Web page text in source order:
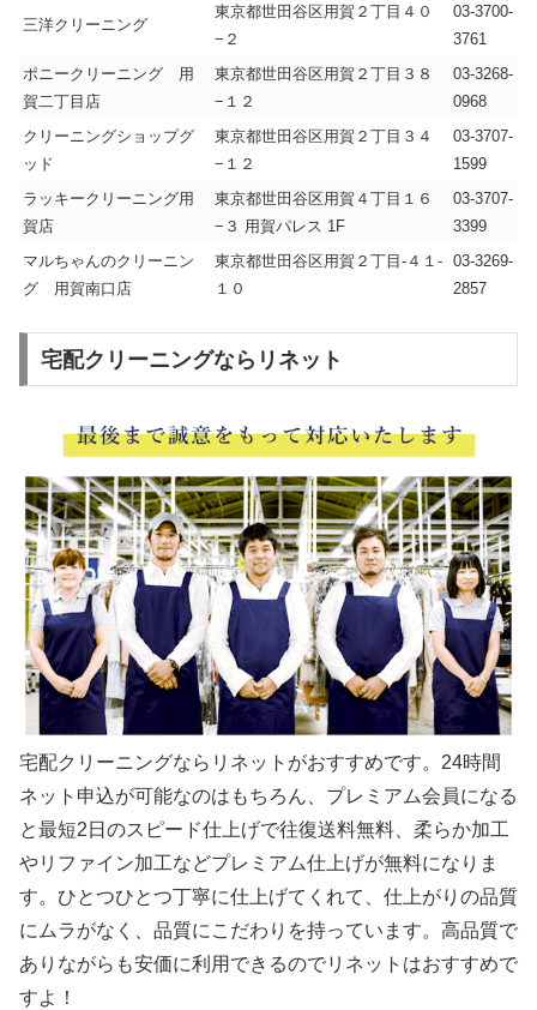
三洋クリーニング
東京都世田谷区用賀２丁目４０
−２
03-3700-
3761
ポニークリーニング 用
賀二丁目店
東京都世田谷区用賀２丁目３８
−１２
03-3268-
0968
クリーニングショップグ
ッド
東京都世田谷区用賀２丁目３４
−１２
03-3707-
1599
ラッキークリーニング用
賀店
東京都世田谷区用賀４丁目１６
−３ 用賀パレス 1F
03-3707-
3399
マルちゃんのクリーニン
グ 用賀南口店
東京都世田谷区用賀２丁目-４１-
１０
03-3269-
2857
宅配クリーニングならリネット
宅配クリーニングならリネットがおすすめです。24時間
ネット申込が可能なのはもちろん、プレミアム会員になる
と最短2日のスピード仕上げで往復送料無料、柔らか加工
やリファイン加工などプレミアム仕上げが無料になりま
す。ひとつひとつ丁寧に仕上げてくれて、仕上がりの品質
にムラがなく、品質にこだわりを持っています。高品質で
ありながらも安価に利用できるのでリネットはおすすめで
すよ！